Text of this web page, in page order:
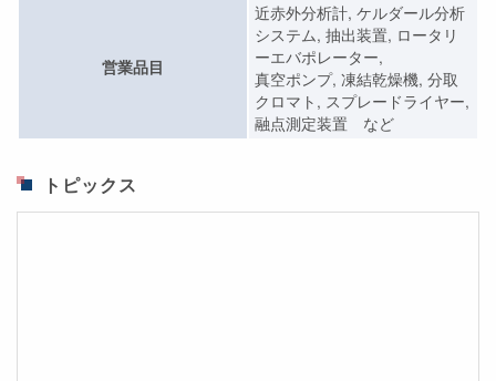
営業品目
近赤外分析計, ケルダール分析
システム, 抽出装置, ロータリ
ーエバポレーター,
真空ポンプ, 凍結乾燥機, 分取
クロマト, スプレードライヤー,
融点測定装置 など
トピックス